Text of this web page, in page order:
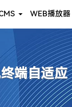
WEB播放器
端自适